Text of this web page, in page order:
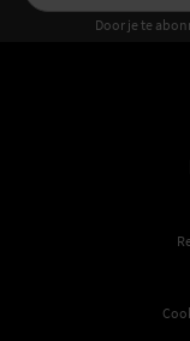
Door je te